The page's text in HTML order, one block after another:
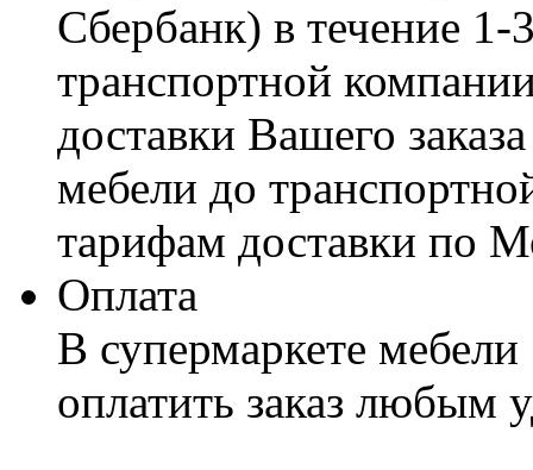
Сбербанк) в течение
транспортной
доставки Вашего
мебели до
тарифам доставки по
Оплата
В супермаркете
оплатить заказ любым